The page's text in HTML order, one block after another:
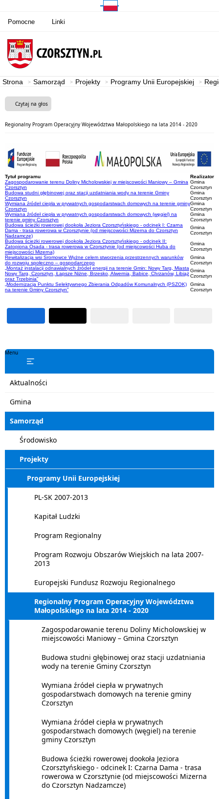
Pomocne Linki
Strona Samorząd Projekty Programy Unii Europejskiej
Czytaj na głos
Regionalny Program Operacyjny Województwa Małopolskiego na lata 2014 - 2020
Tytuł programu
Realizator
Zagospodarowanie terenu Doliny Micholowskiej w miejscowości Maniowy – Gmina
Czorsztyn
Gmina
Czorsztyn
Budowa studni głębinowej oraz stacji uzdatniania wody na terenie Gminy
Czorsztyn
Gmina
Czorsztyn
Wymiana źródeł ciepła w prywatnych gospodarstwach domowych na terenie gminy
Czorsztyn
Gmina
Czorsztyn
Wymiana źródeł ciepła w prywatnych gospodarstwach domowych (węgiel) na
terenie gminy Czorsztyn
Gmina
Czorsztyn
Budowa ścieżki rowerowej dookoła Jeziora Czorsztyńskiego - odcinek I: Czarna
Dama - trasa rowerowa w Czorsztynie (od miejscowości Mizerna do Czorsztyn
Nadzamcze)
Gmina
Czorsztyn
Budowa ścieżki rowerowej dookoła Jeziora Czorsztyńskiego - odcinek II:
Zatopiona Osada - trasa rowerowa w Czorsztynie (od miejscowości Huba do
miejscowości Mizerna)
Gmina
Czorsztyn
Rewitalizacja wsi Sromowce Wyżne celem stworzenia przestrzennych warunków
do rozwoju społeczno – gospodarczego
Gmina
Czorsztyn
„Montaż instalacji odnawialnych źródeł energii na terenie Gmin: Nowy Targ, Miasta
Nowy Targ, Czorsztyn, Łapsze Niżne, Brzesko, Alwernia, Babice, Chrzanów, Libiąż
oraz Trzebinia”
Gmina
Czorsztyn
„Modernizacja Punktu Selektywnego Zbierania Odpadów Komunalnych (PSZOK)
na terenie Gminy Czorsztyn”
Gmina
Czorsztyn
Menu
Aktualności
Gmina
Samorząd
Środowisko
Projekty
Programy Unii Europejskiej
PL-SK 2007-2013
Kapitał Ludzki
Program Regionalny
Program Rozwoju Obszarów Wiejskich na lata 2007-
2013
Europejski Fundusz Rozwoju Regionalnego
Regionalny Program Operacyjny Województwa
Małopolskiego na lata 2014 - 2020
Zagospodarowanie terenu Doliny Micholowskiej w
miejscowości Maniowy – Gmina Czorsztyn
Budowa studni głębinowej oraz stacji uzdatniania
wody na terenie Gminy Czorsztyn
Wymiana źródeł ciepła w prywatnych
gospodarstwach domowych na terenie gminy
Czorsztyn
Wymiana źródeł ciepła w prywatnych
gospodarstwach domowych (węgiel) na terenie
gminy Czorsztyn
Budowa ścieżki rowerowej dookoła Jeziora
Czorsztyńskiego - odcinek I: Czarna Dama - trasa
rowerowa w Czorsztynie (od miejscowości Mizerna
do Czorsztyn Nadzamcze)